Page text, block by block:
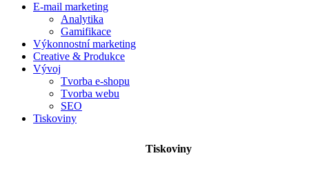
E-mail marketing
Analytika
Gamifikace
Výkonnostní marketing
Creative & Produkce
Vývoj
Tvorba e-shopu
Tvorba webu
SEO
Tiskoviny
Tiskoviny